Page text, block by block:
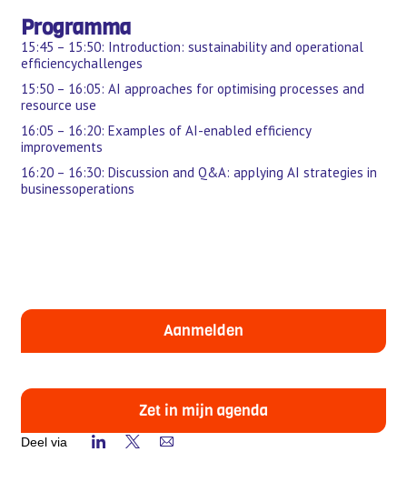
Programma
15:45 – 15:50: Introduction: sustainability and operational
efficiencychallenges
15:50 – 16:05: AI approaches for optimising processes and
resource use
16:05 – 16:20: Examples of AI-enabled efficiency
improvements
16:20 – 16:30: Discussion and Q&A: applying AI strategies in
businessoperations
Aanmelden
Zet in mijn agenda
Deel via